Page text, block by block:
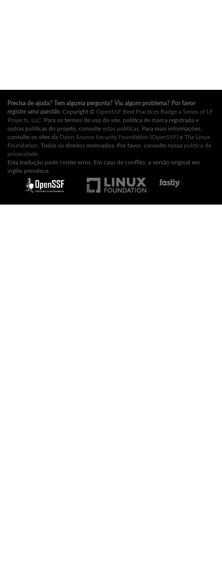
Precisa de ajuda? Tem alguma pergunta? Viu algum problema? Por favor
registre uma questão. Copyright © OpenSSF Best Practices Badge a Series of LF
Projects, LLC . Para os termos de uso do site, política de marca registrada e
outras políticas do projeto, consulte estas políticas . Para mais informações,
consulte os sites da Open Source Security Foundation (OpenSSF) e The Linux
Foundation . Todos os direitos reservados. Por favor, consulte nossa política de
privacidade
Esta tradução pode conter erros. Em caso de conflito, a versão original em
inglês prevalece.